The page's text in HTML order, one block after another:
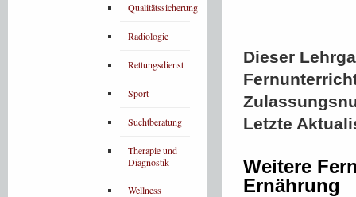
Dieser
Letzte
Weitere
Ernährung
Qualitätssicherung
Radiologie
Rettungsdienst
Sport
Suchtberatung
Therapie und
Diagnostik
Wellness